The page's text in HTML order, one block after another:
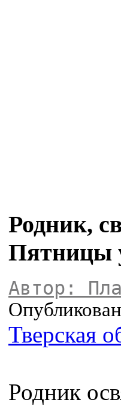
Родник,
Пятницы
Автор:
Тверская
Родник